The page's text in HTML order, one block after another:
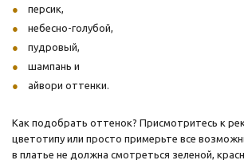
персик,
небесно-голубой,
пудровый,
шампань и
айвори оттенки.
Как подобрать оттенок? Присмотритесь к
цветотипу или просто примерьте все
в платье не должна смотреться зеленой,